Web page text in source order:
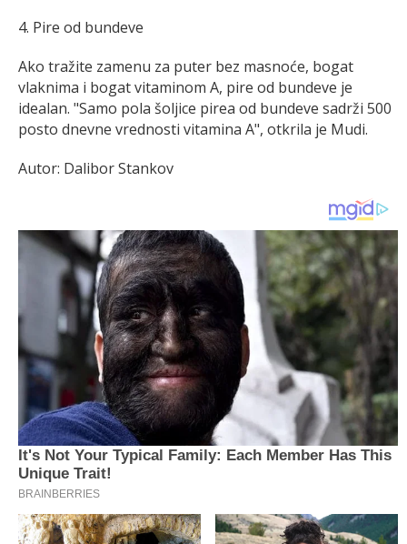
4. Pire od bundeve
Ako tražite zamenu za puter bez masnoće, bogat
vlaknima i bogat vitaminom A, pire od bundeve je
idealan. "Samo pola šoljice pirea od bundeve sadrži 500
posto dnevne vrednosti vitamina A", otkrila je Mudi.
Autor: Dalibor Stankov